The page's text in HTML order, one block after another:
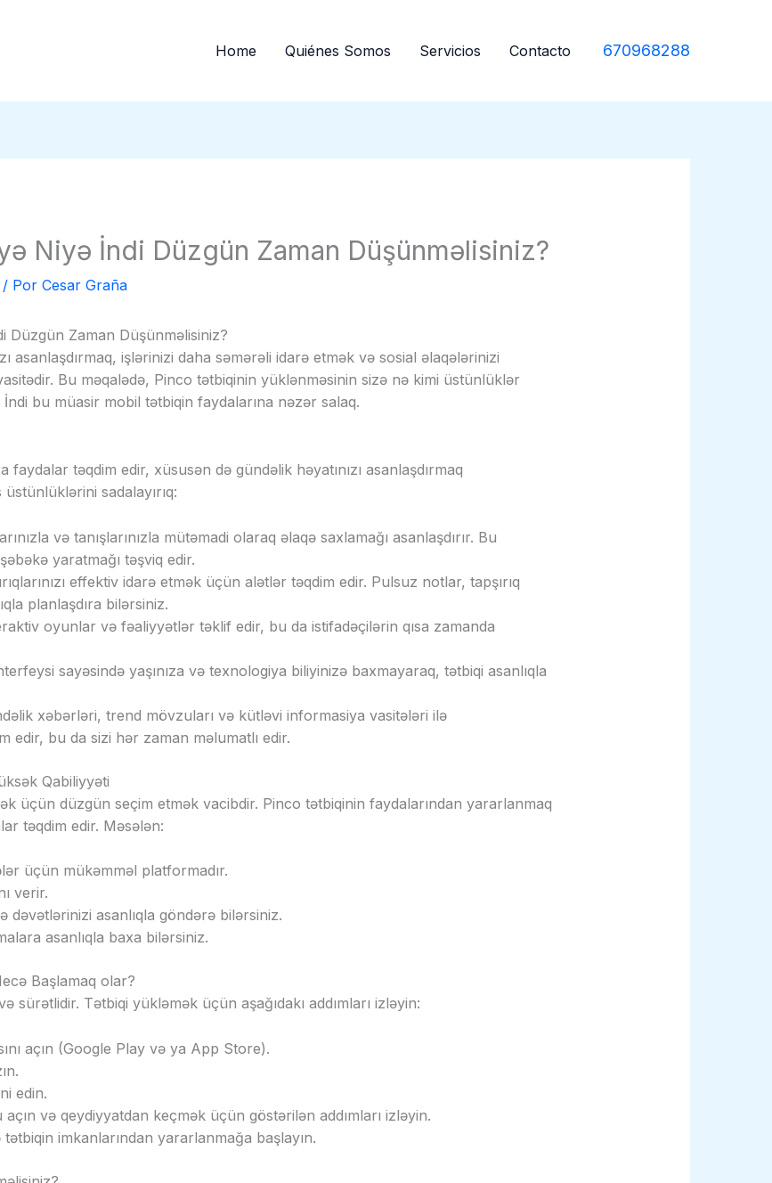
Home Quiénes Somos Servicios Contacto 670968288
Niyə İndi Düzgün Zaman Düşünməlisiniz?
Por Cesar Graña
Düzgün Zaman Düşünməlisiniz?
asanlaşdırmaq, işlərinizi daha səmərəli idarə etmək və sosial əlaqələrinizi
Bu məqalədə, Pinco tətbiqinin yüklənməsinin sizə nə kimi üstünlüklər
bu müasir mobil tətbiqin faydalarına nəzər salaq.
faydalar təqdim edir, xüsusən də gündəlik həyatınızı asanlaşdırmaq
sadalayırıq:
və tanışlarınızla mütəmadi olaraq əlaqə saxlamağı asanlaşdırır. Bu
yaratmağı təşviq edir.
effektiv idarə etmək üçün alətlər təqdim edir. Pulsuz notlar, tapşırıq
planlaşdıra bilərsiniz.
oyunlar və fəaliyyətlər təklif edir, bu da istifadəçilərin qısa zamanda
sayəsində yaşınıza və texnologiya biliyinizə baxmayaraq, tətbiqi asanlıqla
xəbərləri, trend mövzuları və kütləvi informasiya vasitələri ilə
edir, bu da sizi hər zaman məlumatlı edir.
Qabiliyyəti
üçün düzgün seçim etmək vacibdir. Pinco tətbiqinin faydalarından yararlanmaq
təqdim edir. Məsələn:
üçün mükəmməl platformadır.
verir.
dəvətlərinizi asanlıqla göndərə bilərsiniz.
asanlıqla baxa bilərsiniz.
Başlamaq olar?
sürətlidir. Tətbiqi yükləmək üçün aşağıdakı addımları izləyin:
açın (Google Play və ya App Store).
edin.
və qeydiyyatdan keçmək üçün göstərilən addımları izləyin.
tətbiqin imkanlarından yararlanmağa başlayın.